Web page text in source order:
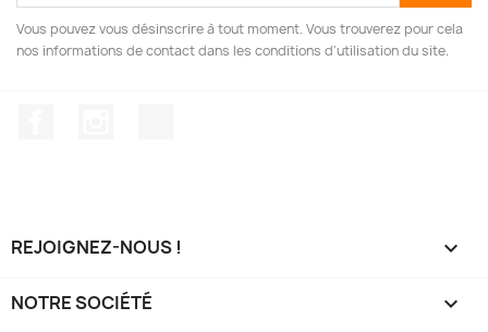
Vous pouvez vous désinscrire à tout moment. Vous trouverez pour cela
nos informations de contact dans les conditions d'utilisation du site.
REJOIGNEZ-NOUS ! 
NOTRE SOCIÉTÉ 